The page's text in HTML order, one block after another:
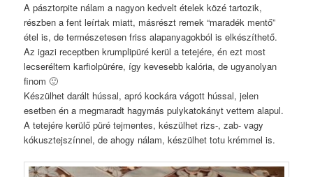
A pásztorpite nálam a nagyon kedvelt ételek közé tartozik,
részben a fent leírtak miatt, másrészt remek “maradék mentő”
étel is, de természetesen friss alapanyagokból is elkészíthető.
Az igazi receptben krumplipüré kerül a tetejére, én ezt most
lecseréltem karfiolpürére, így kevesebb kalória, de ugyanolyan
finom 🙂
Készülhet darált hússal, apró kockára vágott hússal, jelen
esetben én a megmaradt hagymás pulykatokányt vettem alapul.
A tetejére kerülő püré tejmentes, készülhet rizs-, zab- vagy
kókusztejszínnel, de ahogy nálam, készülhet totu krémmel is.